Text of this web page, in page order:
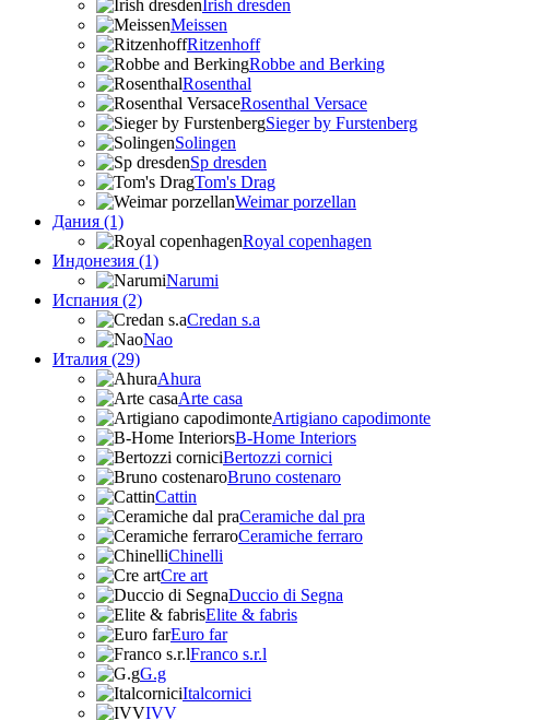
Irish dresden
Meissen
Ritzenhoff
Robbe and Berking
Rosenthal
Rosenthal Versace
Sieger by Furstenberg
Solingen
Sp dresden
Tom's Drag
Weimar porzellan
Дания (1)
Royal copenhagen
Индонезия (1)
Narumi
Испания (2)
Credan s.a
Nao
Италия (29)
Ahura
Arte casa
Artigiano capodimonte
B-Home Interiors
Bertozzi cornici
Bruno costenaro
Cattin
Ceramiche dal pra
Ceramiche ferraro
Chinelli
Cre art
Duccio di Segna
Elite & fabris
Euro far
Franco s.r.l
G.g
Italcornici
IVV